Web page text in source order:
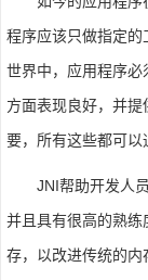
程序应该只做指定
世界中，应用程序
方面表现良好，并
要，所有这些都可以
JNI帮助开发人
并且具有很高的熟
存，以改进传统的